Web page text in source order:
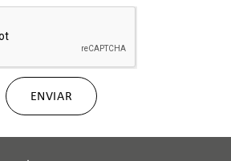
ENVIAR